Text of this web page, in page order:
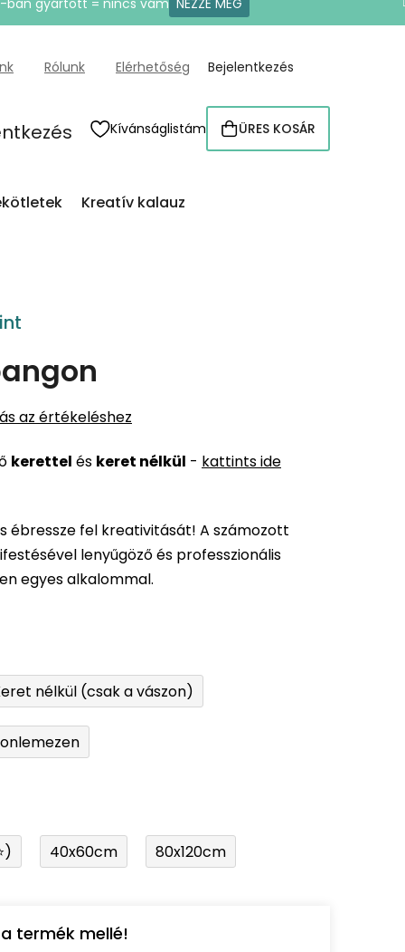
ban gyártott = nincs vám NÉZZE MEG
Rólunk Elérhetőség Bejelentkezés
Kívánságlistám KOSÁR
ÜRES KOSÁR
Kreatív kalauz
az értékeléshez
kerettel és keret nélkül - kattints ide
ébressze fel kreativitását! A számozott
lenyűgöző és professzionális
egyes alkalommal.
nélkül (csak a vászon)
40x60cm 80x120cm
termék mellé!